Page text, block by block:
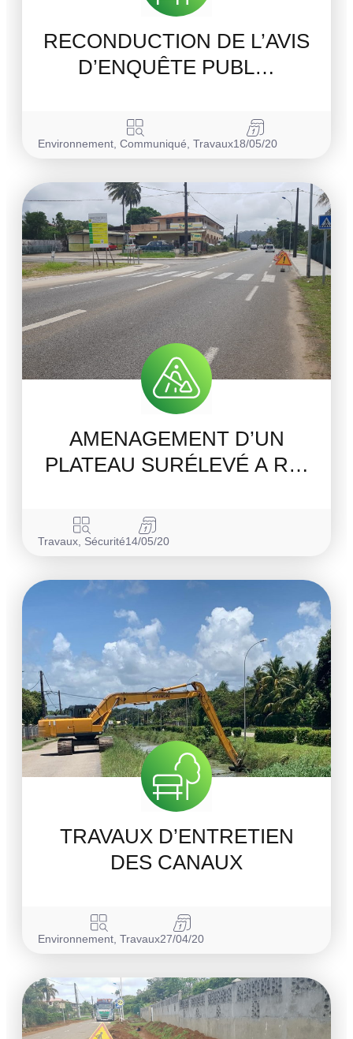
RECONDUCTION DE L’AVIS
D’ENQUÊTE PUBL…
Environnement, Communiqué, Travaux18/05/20
AMENAGEMENT D’UN
PLATEAU SURÉLEVÉ A R…
Travaux, Sécurité14/05/20
TRAVAUX D’ENTRETIEN
DES CANAUX
Environnement, Travaux27/04/20